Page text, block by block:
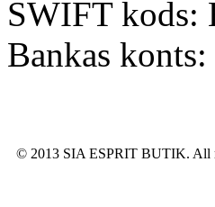
SWIFT
Bankas
© 2013 SIA ESPRIT BUTIK. All